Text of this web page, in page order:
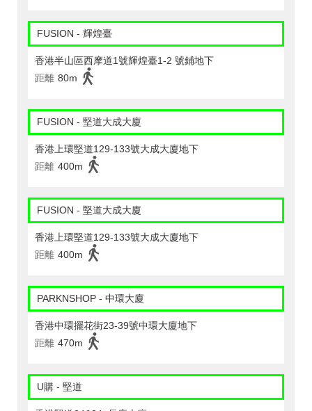
FUSION - 輝煌臺
香港半山區西摩道1號輝煌臺1-2 號鋪地下
距離 80m
FUSION - 堅道大成大廈
香港上環堅道129-133號大成大廈地下
距離 400m
FUSION - 堅道大成大廈
香港上環堅道129-133號大成大廈地下
距離 400m
PARKNSHOP - 中環大廈
香港中環擺花街23-39號中環大廈地下
距離 470m
U購 - 堅道